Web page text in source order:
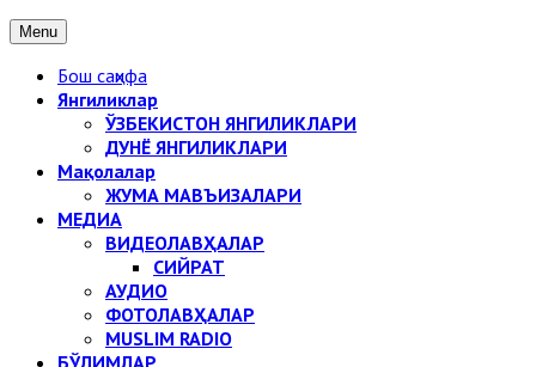
Menu
Бош саҳифа
Янгиликлар
ЎЗБЕКИСТОН ЯНГИЛИКЛАРИ
ДУНЁ ЯНГИЛИКЛАРИ
Мақолалар
ЖУМА МАВЪИЗАЛАРИ
МЕДИА
ВИДЕОЛАВҲАЛАР
СИЙРАТ
АУДИО
ФОТОЛАВҲАЛАР
MUSLIM RADIO
БЎЛИМЛАР